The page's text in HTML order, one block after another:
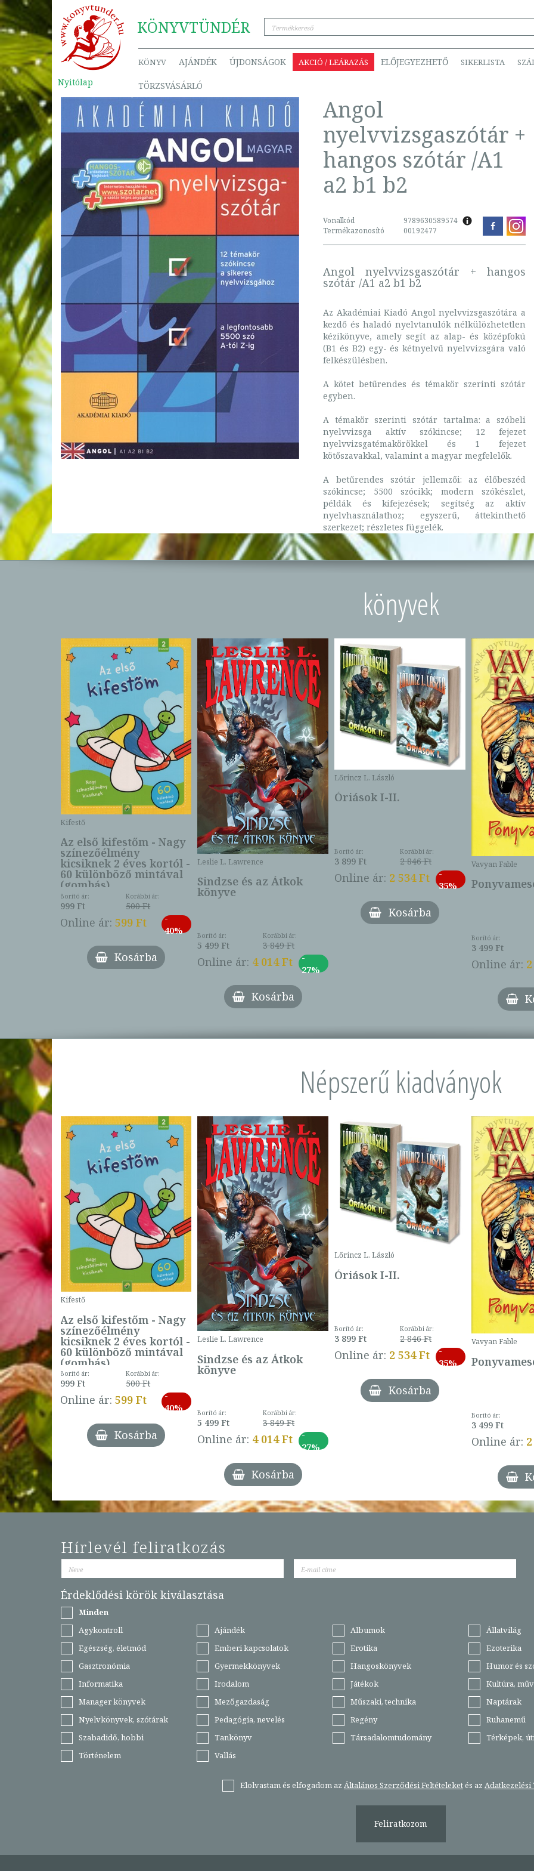
KÖNYVTÜNDÉR
KÖNYV AJÁNDÉK ÚJDONSÁGOK AKCIÓ / LEÁRAZÁS ELŐJEGYEZHETŐ SIKERLISTA
TÖRZSVÁSÁRLÓ
Nyitólap
Angol
nyelvvizsgaszótár +
hangos szótár /A1
a2 b1 b2
Vonalkód
9789630589574
Termékazonosító
00192477
Angol nyelvvizsgaszótár + hangos
szótár /A1 a2 b1 b2
Az Akadémiai Kiadó Angol nyelvvizsgaszótára a
kezdő és haladó nyelvtanulók nélkülözhetetlen
kézikönyve, amely segít az alap- és középfokú
(B1 és B2) egy- és kétnyelvű nyelvvizsgára való
felkészülésben.
A kötet betűrendes és témakör szerinti szótár
egyben.
A témakör szerinti szótár tartalma: a szóbeli
nyelvvizsga aktív szókincse; 12 fejezet
nyelvvizsgatémakörökkel és 1 fejezet
kötőszavakkal, valamint a magyar megfelelők.
A betűrendes szótár jellemzői: az élőbeszéd
szókincse; 5500 szócikk; modern szókészlet,
példák és kifejezések; segítség az aktív
nyelvhasználathoz; egyszerű, áttekinthető
szerkezet; részletes függelék.
könyvek
Kifestő
Az első kifestőm - Nagy
színezőélmény
kicsiknek 2 éves kortól -
60 különböző mintával
(gombás)
Borító ár:
999 Ft
Korábbi ár:
500 Ft
Online ár: 599 Ft
-
40%
Kosárba
Leslie L. Lawrence
Sindzse és az Átkok
könyve
Borító ár:
5 499 Ft
Korábbi ár:
3 849 Ft
Online ár: 4 014 Ft
-
27%
Kosárba
Lőrincz L. László
Óriások I-II.
Borító ár:
3 899 Ft
Korábbi ár:
2 846 Ft
Online ár: 2 534 Ft
-
35%
Kosárba
Vavyan Fable
Borító ár:
3 499 Ft
Online ár:
Népszerű kiadványok
ár:
Ft
Ft
27%
Kifestő
Az első kifestőm - Nagy
színezőélmény
kicsiknek 2 éves kortól -
60 különböző mintával
(gombás)
Borító ár:
999 Ft
Korábbi ár:
500 Ft
Online ár: 599 Ft
-
40%
Kosárba
Leslie L. Lawrence
Sindzse és az Átkok
könyve
Borító ár:
5 499 Ft
Korábbi ár:
3 849 Ft
Online ár: 4 014 Ft
-
27%
Kosárba
Lőrincz L. László
Óriások I-II.
Borító ár:
3 899 Ft
Korábbi ár:
2 846 Ft
Online ár: 2 534 Ft
-
35%
Kosárba
Vavyan Fable
Borító ár:
3 499 Ft
Online ár:
Hírlevél feliratkozás
Érdeklődési körök kiválasztása
Minden
Agykontroll
Ajándék Albumok Állatvilág
Egészség, életmód
Emberi kapcsolatok Erotika Ezoterika
Gasztronómia
Gyermekkönyvek Hangoskönyvek Humor és
Informatika
Irodalom Játékok Kultúra,
Manager könyvek
Mezőgazdaság Műszaki, technika Naptárak
Nyelvkönyvek, szótárak
Pedagógia, nevelés Regény Ruhanemű
Szabadidő, hobbi
Tankönyv Társadalomtudomány Térképek,
Történelem
Vallás
Elolvastam és elfogadom az Általános Szerződési Feltételeketés az
Feliratkozom